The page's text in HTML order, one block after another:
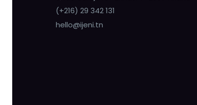
(+216) 29 342 131
hello@ijeni.tn